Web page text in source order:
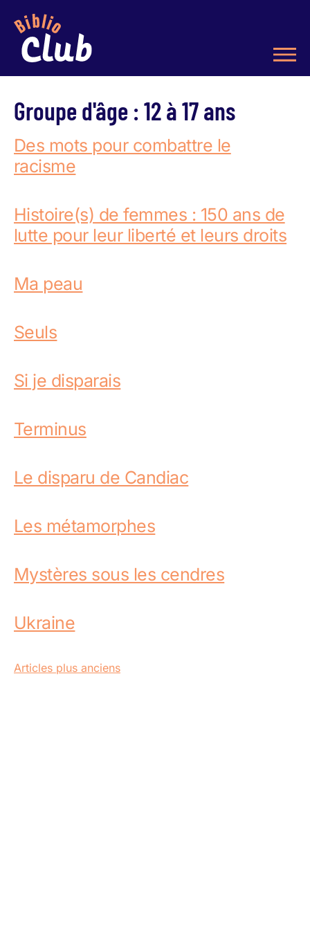
Groupe d'âge : 12 à 17 ans
Des mots pour combattre le
racisme
Histoire(s) de femmes : 150 ans de
lutte pour leur liberté et leurs droits
Ma peau
Seuls
Si je disparais
Terminus
Le disparu de Candiac
Les métamorphes
Mystères sous les cendres
Ukraine
Navigation
Articles plus anciens